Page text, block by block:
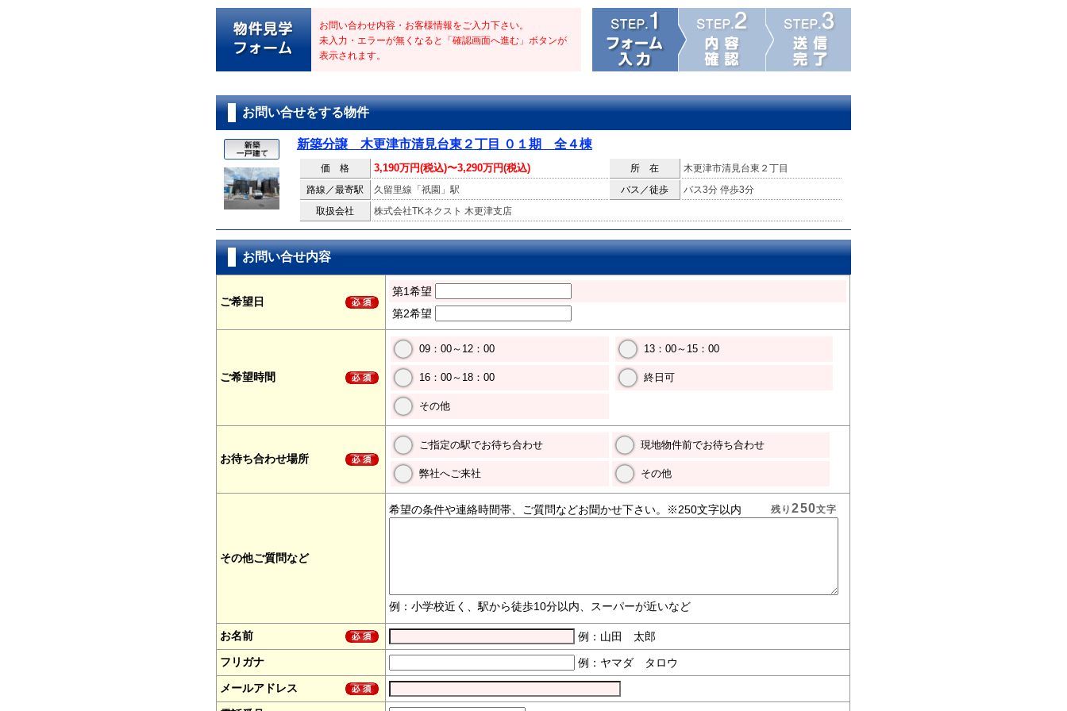
お問い合わせ内容・お客様情報をご入力下さい。
未入力・エラーが無くなると「確認画面へ進む」ボタンが
表示されます。
お問い合せをする物件
新築分譲 木更津市清見台東２丁目 ０１期 全４棟
価 格 3,190万円(税込)〜3,290万円(税込) 所 在
木更津市清見台東２丁目
路線／最寄駅
久留里線「祇園」駅 バス／徒歩
バス3分 停歩3分
取扱会社
株式会社TKネクスト 木更津支店
お問い合せ内容
ご希望日
第1希望
第2希望
ご希望時間
09：00～12：00 13：00～15：00
16：00～18：00 終日可
その他
お待ち合わせ場所
ご指定の駅でお待ち合わせ 現地物件前でお待ち合わせ
弊社へご来社 その他
その他ご質問など
希望の条件や連絡時間帯、ご質問などお聞かせ下さい。※250文字以内
例：小学校近く、駅から徒歩10分以内、スーパーが近いなど
残り250文字
お名前
例：山田 太郎
フリガナ
例：ヤマダ タロウ
メールアドレス